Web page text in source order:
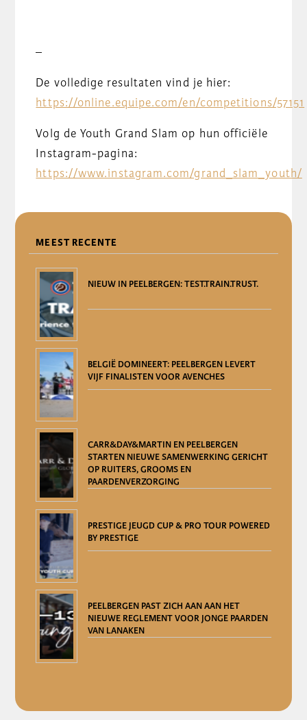
–
De volledige resultaten vind je hier:
https://online.equipe.com/en/competitions/57151
Volg de Youth Grand Slam op hun officiële
Instagram-pagina:
https://www.instagram.com/grand_slam_youth/
MEEST RECENTE
NIEUW IN PEELBERGEN: TEST.TRAIN.TRUST.
BELGIË DOMINEERT: PEELBERGEN LEVERT
VIJF FINALISTEN VOOR AVENCHES
CARR&DAY&MARTIN EN PEELBERGEN
STARTEN NIEUWE SAMENWERKING GERICHT
OP RUITERS, GROOMS EN
PAARDENVERZORGING
PRESTIGE JEUGD CUP & PRO TOUR POWERED
BY PRESTIGE
PEELBERGEN PAST ZICH AAN AAN HET
NIEUWE REGLEMENT VOOR JONGE PAARDEN
VAN LANAKEN